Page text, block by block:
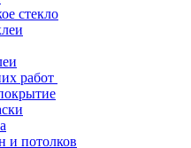
стекло
работ
и потолков